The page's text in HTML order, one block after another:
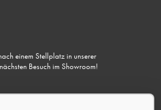
einem Stellplatz in unserer
Besuch im Showroom!